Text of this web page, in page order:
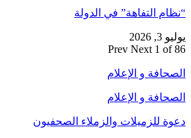
“نظام التفاهة” في الدولة
يوليو 3, 2026
Prev Next 1 of 86
الصحافة و الإعلام
الصحافة و الإعلام
دعوة للزميلات والزملاء الصحفيون